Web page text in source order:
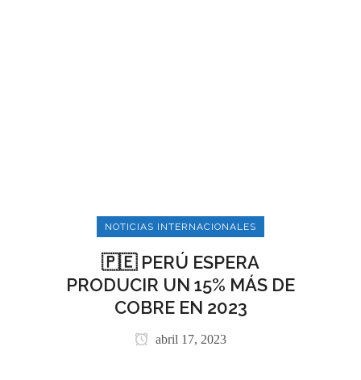
NOTICIAS INTERNACIONALES
🇵🇪 PERÚ ESPERA
PRODUCIR UN 15% MÁS DE
COBRE EN 2023
abril 17, 2023